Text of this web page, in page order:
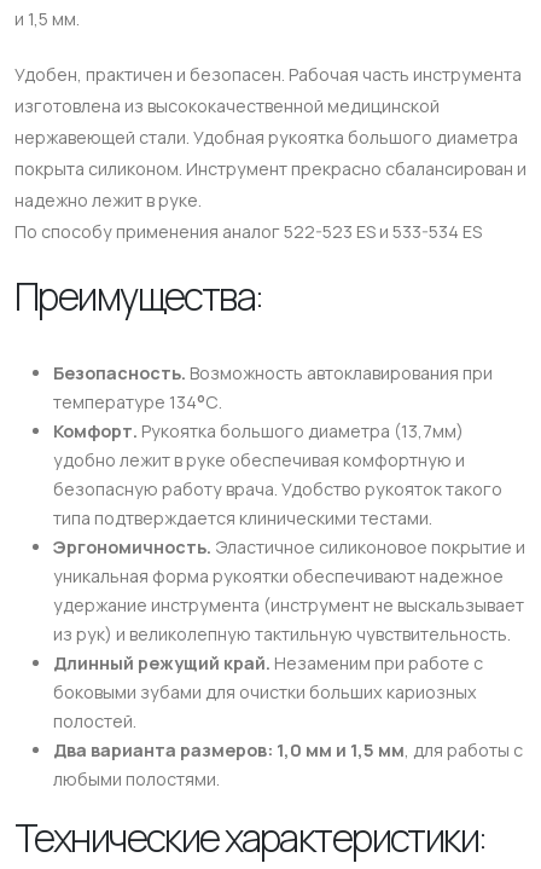
и 1,5 мм.
Удобен, практичен и безопасен. Рабочая часть инструмента
изготовлена из высококачественной медицинской
нержавеющей стали. Удобная рукоятка большого диаметра
покрыта силиконом. Инструмент прекрасно сбалансирован и
надежно лежит в руке.
По способу применения аналог 522-523 ES и 533-534 ES
Преимущества:
Безопасность. Возможность автоклавирования при
температуре 134оС.
Комфорт. Рукоятка большого диаметра (13,7мм)
удобно лежит в руке обеспечивая комфортную и
безопасную работу врача. Удобство рукояток такого
типа подтверждается клиническими тестами.
Эргономичность. Эластичное силиконовое покрытие и
уникальная форма рукоятки обеспечивают надежное
удержание инструмента (инструмент не выскальзывает
из рук) и великолепную тактильную чувствительность.
Длинный режущий край. Незаменим при работе с
боковыми зубами для очистки больших кариозных
полостей.
Два варианта размеров: 1,0 мм и 1,5 мм, для работы с
любыми полостями.
Технические характеристики: